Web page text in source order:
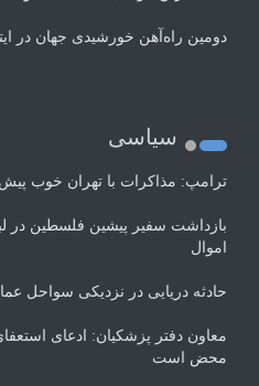
دومین راه‌آهن خورشیدی جهان در
سیاسی
ترامپ: مذاکرات با تهران خوب
بازداشت سفیر پیشین فلسطین در
اموال
حادثه دریایی در نزدیکی سواحل
معاون دفتر پزشکیان: ادعای
محض است